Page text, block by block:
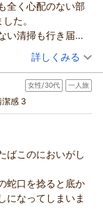
全く心配のない部
た。
い清掃も行き届い
きな鏡があり翌朝
浴槽とシャワーは
ておりとても気配
ス、水のペット
ただくとする
ます。
のでこれは必ず設
（投稿日：2026/07/10）
得♪30日前までのご
詳しくみる
女性/30代 一人旅
潔感 3
ばこのにおいがし
蛇口を捻ると底か
になってしまいま